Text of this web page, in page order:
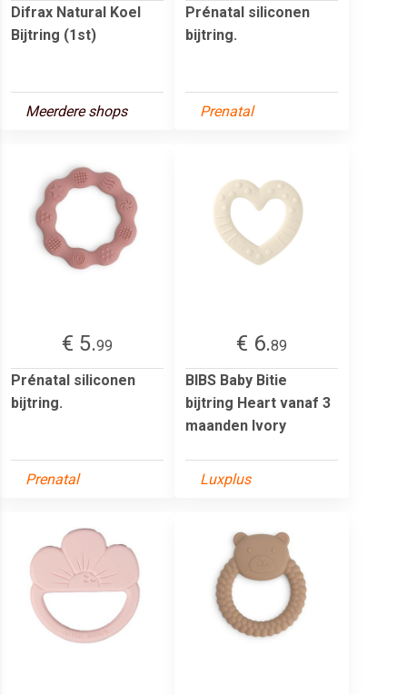
Difrax Natural Koel
Bijtring (1st)
Meerdere shops
Prénatal siliconen
bijtring.
Prenatal
€ 5.99
Prénatal siliconen
bijtring.
Prenatal
€ 6.89
BIBS Baby Bitie
bijtring Heart vanaf 3
maanden Ivory
Luxplus